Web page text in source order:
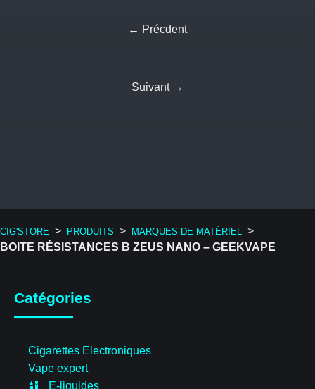
← Précdent
Suivant →
CIG'STORE > PRODUITS > MARQUES DE MATÉRIEL >
BOITE RÉSISTANCES B ZEUS NANO – GEEKVAPE
Catégories
Cigarettes Electroniques
Vape expert
E-liquides